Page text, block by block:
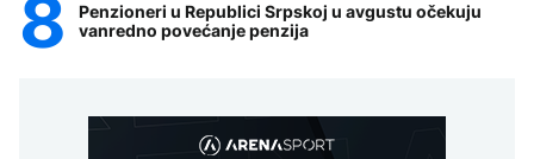
Penzioneri u Republici Srpskoj u avgustu očekuju
vanredno povećanje penzija